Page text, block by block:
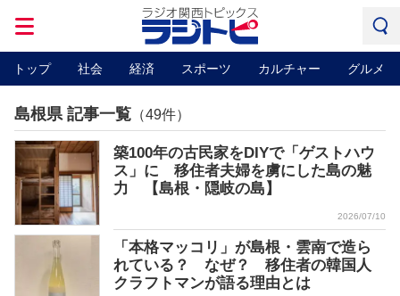
トップ 社会 経済 スポーツ カルチャー グルメ
島根県 記事一覧 （49件）
築100年の古民家をDIYで「ゲストハウ
ス」に 移住者夫婦を虜にした島の魅
力 【島根・隠岐の島】
2026/07/10
「本格マッコリ」が島根・雲南で造ら
れている？ なぜ？ 移住者の韓国人
クラフトマンが語る理由とは